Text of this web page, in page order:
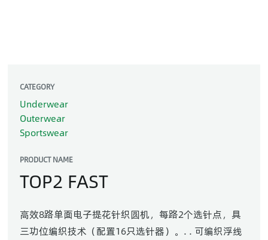
CATEGORY
Underwear
Outerwear
Sportswear
PRODUCT NAME
TOP2 FAST
高效8路单面电子提花针织圆机，每路2个选针点，具
三功位编织技术（配置16只选针器）。. . 可编织浮线